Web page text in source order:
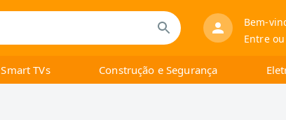
Bem-
Entre
Smart TVs Construção e Segurança